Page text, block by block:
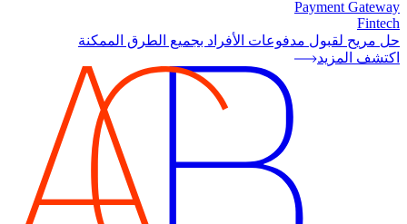
Payment Gateway
Fintech
حل مريح لقبول مدفوعات الأفراد بجميع الطرق الممكنة
اكتشف المزيد